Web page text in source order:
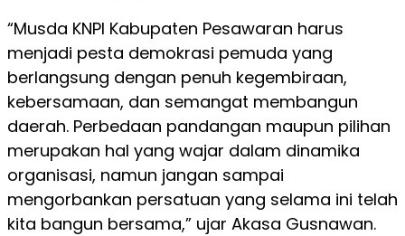
“Musda KNPI Kabupaten Pesawaran harus
menjadi pesta demokrasi pemuda yang
berlangsung dengan penuh kegembiraan,
kebersamaan, dan semangat membangun
daerah. Perbedaan pandangan maupun pilihan
merupakan hal yang wajar dalam dinamika
organisasi, namun jangan sampai
mengorbankan persatuan yang selama ini telah
kita bangun bersama,” ujar Akasa Gusnawan.